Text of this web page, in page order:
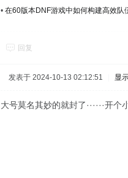
• 在60版本DNF游戏中如何构建高效队
回复
发表于 2024-10-13 02:12:51 显
大号莫名其妙的就封了······开